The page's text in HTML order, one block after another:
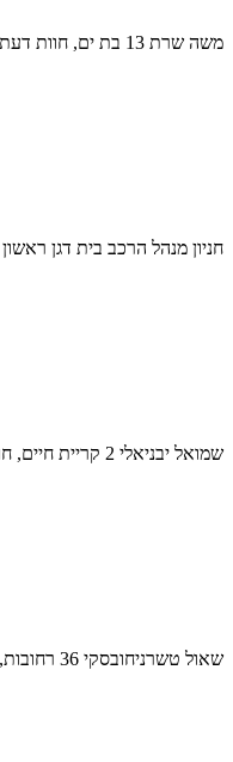
משה שרת 13 בת ים, חוות דעת ותוכנית הידרולוגית לניהול מי נגר
חניון מנהל הרכב בית דגן
שמואל יבניאלי 2 קריית חיים, חוות דעת ותוכנית הידרולוגית לניהול מי נגר
שאול